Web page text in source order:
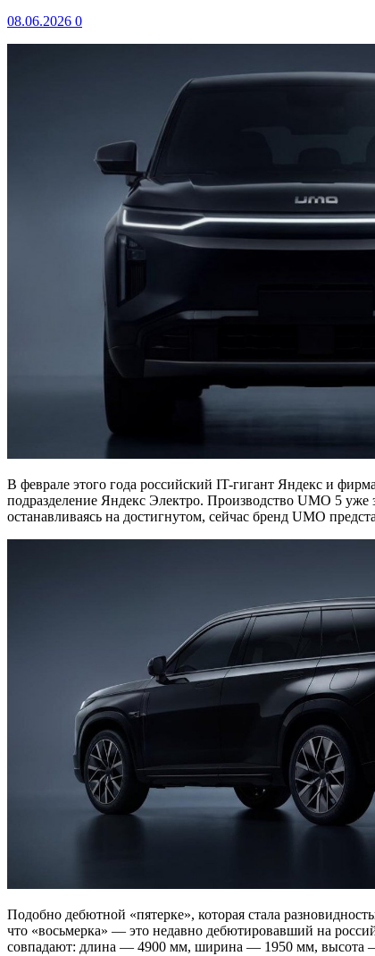
08.06.2026 0
В феврале этого года российский IT-гигант Яндекс и
подразделение Яндекс Электро. Производство UMO 5
останавливаясь на достигнутом, сейчас бренд UMO
Подобно дебютной «пятерке», которая стала
что «восьмерка» — это недавно дебютировавший на
совпадают: длина — 4900 мм, ширина — 1950 мм, высота